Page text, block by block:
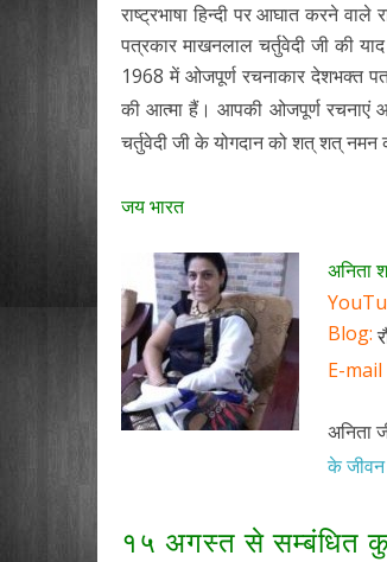
राष्ट्रभाषा हिन्दी पर आघात करने
पत्रकार माखनलाल चर्तुवेदी जी की
1968 में ओजपूर्ण रचनाकार देशभक्त
की आत्मा हैं। आपकी ओजपूर्ण रचनाएं
चर्तुवेदी जी के योगदान को शत् शत् नमन
जय भारत
अनिता
Blog:
E-mail
अनिता
के जीवन
१५ अगस्त से सम्बंधित